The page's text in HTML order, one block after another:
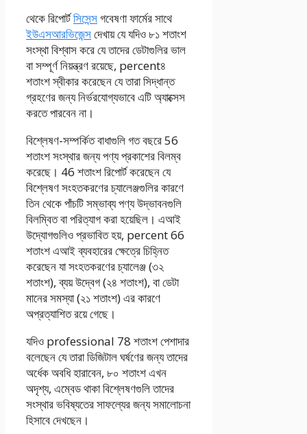
থেকে রিপোর্টসিসেন্সগবেষণা ফার্মের সাথে
ইউএসআরভিজেন্সদেখায় যে যদিও ৮১ শতাংশ
সংস্থা বিশ্বাস করে যে তাদের ডেটাগুলির ভাল
বা সম্পূর্ণ নিয়ন্ত্রণ রয়েছে, percent৪
শতাংশ স্বীকার করেছেন যে তারা সিদ্ধান্ত
গ্রহণের জন্য নির্ভরযোগ্যভাবে এটি অ্যাক্সেস
করতে পারবেন না।
বিশ্লেষণ-সম্পর্কিত বাধাগুলি গত বছরে 56
শতাংশ সংস্থার জন্য পণ্য প্রকাশের বিলম্ব
করেছে। 46 শতাংশ রিপোর্ট করেছেন যে
বিশ্লেষণ সংহতকরণের চ্যালেঞ্জগুলির কারণে
তিন থেকে পাঁচটি সম্ভাব্য পণ্য উদ্ভাবনগুলি
বিলম্বিত বা পরিত্যাগ করা হয়েছিল। এআই
উদ্যোগগুলিও প্রভাবিত হয়, percent 66
শতাংশ এআই ব্যবহারের ক্ষেত্রে চিহ্নিত
করেছেন যা সংহতকরণের চ্যালেঞ্জ (৩২
শতাংশ), ব্যয় উদ্বেগ (২৪ শতাংশ), বা ডেটা
মানের সমস্যা (২১ শতাংশ) এর কারণে
অপ্রত্যাশিত রয়ে গেছে।
যদিও professional 78 শতাংশ পেশাদার
বলেছেন যে তারা ডিজিটাল ঘর্ষণের জন্য তাদের
অর্ধেক অবধি হারাবেন, ৮০ শতাংশ এখন
অদৃশ্য, এম্বেড থাকা বিশ্লেষণগুলি তাদের
সংস্থার ভবিষ্যতের সাফল্যের জন্য সমালোচনা
হিসাবে দেখছেন।